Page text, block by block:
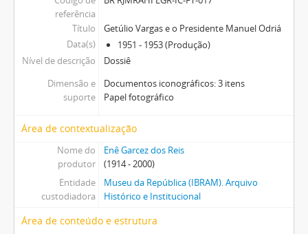
referência
Título
Getúlio Vargas e o Presidente Manuel Odriá
Data(s)
1951 - 1953 (Produção)
Nível de descrição
Dossiê
Dimensão e
suporte
Documentos iconográficos: 3 itens
Papel fotográfico
Área de contextualização
Nome do
produtor
Enê Garcez dos Reis
(1914 - 2000)
Entidade
custodiadora
Museu da República (IBRAM). Arquivo
Histórico e Institucional
Área de conteúdo e estrutura